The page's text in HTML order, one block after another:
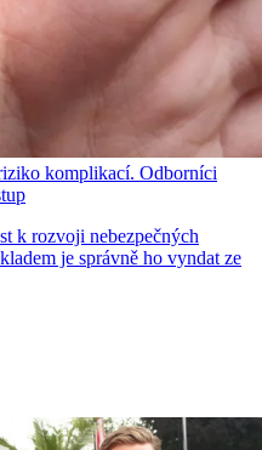
komplikací. Odborníci
k rozvoji nebezpečných
je správně ho vyndat ze